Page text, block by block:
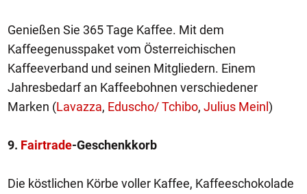
Genießen Sie 365 Tage Kaffee. Mit dem
Kaffeegenusspaket vom Österreichischen
Kaffeeverband und seinen Mitgliedern. Einem
Jahresbedarf an Kaffeebohnen verschiedener
Marken (Lavazza, Eduscho/ Tchibo, Julius Meinl )
9. Fairtrade-Geschenkkorb
Die köstlichen Körbe voller Kaffee, Kaffeeschokolade